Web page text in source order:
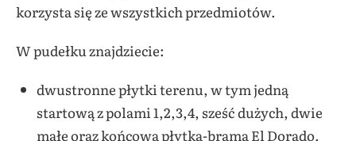
korzysta się ze wszystkich przedmiotów.
W pudełku znajdziecie:
dwustronne płytki terenu, w tym jedną
startową z polami 1,2,3,4, sześć dużych, dwie
małe oraz końcowa płytka-brama El Dorado.